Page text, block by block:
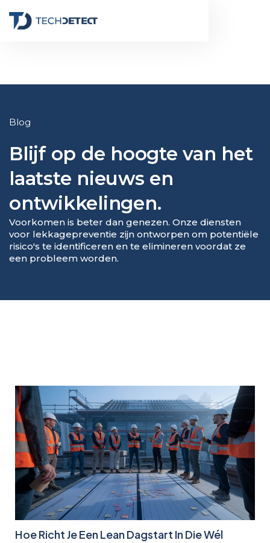
Button Text
Blog
Blijf op de hoogte van het
laatste nieuws en
ontwikkelingen.
Voorkomen is beter dan genezen. Onze diensten
voor lekkagepreventie zijn ontworpen om potentiële
risico's te identificeren en te elimineren voordat ze
een probleem worden.
Hoe Richt Je Een Lean Dagstart In Die Wél